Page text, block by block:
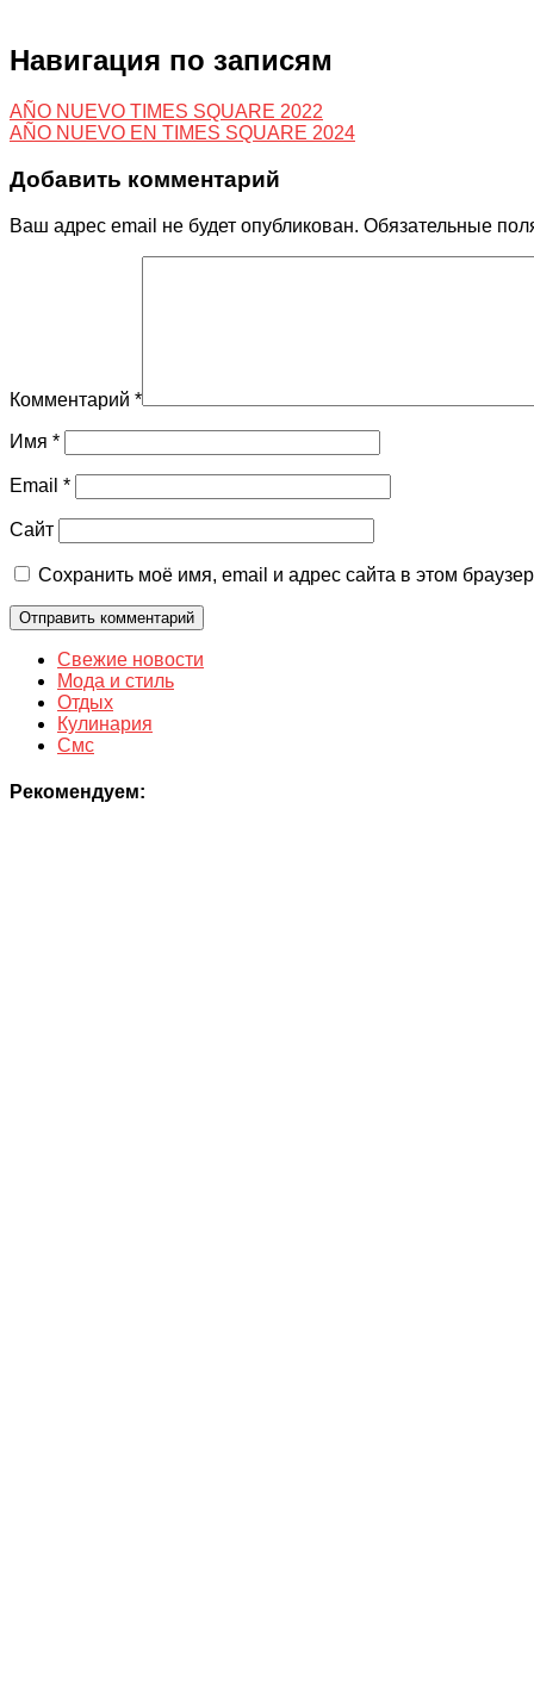
Навигация по записям
AÑO NUEVO TIMES SQUARE 2022
AÑO NUEVO EN TIMES SQUARE 2024
Добавить комментарий
Ваш адрес email не будет опубликован. Обязательные
Комментарий *
Имя *
Email *
Сайт
Сохранить моё имя, email и адрес сайта в этом
Свежие новости
Мода и стиль
Отдых
Кулинария
Смс
Рекомендуем: